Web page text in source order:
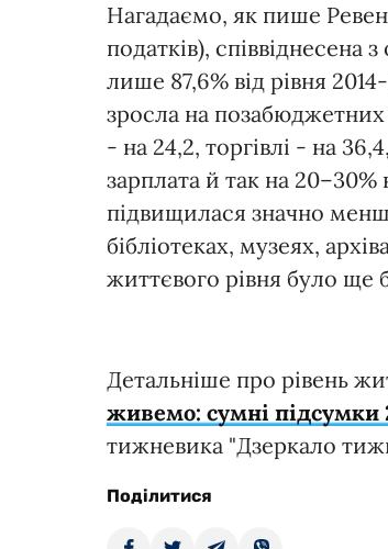
Нагадаємо, як пише
податків), співвіднесена
лише 87,6% від рівня
зросла на позабюджетних
- на 24,2, торгівлі - на
зарплата й так на 20–30%
підвищилася значно
бібліотеках, музеях,
життєвого рівня було ще
Детальніше про рівень
живемо: сумні підсумки
тижневика "Дзеркало
Поділитися